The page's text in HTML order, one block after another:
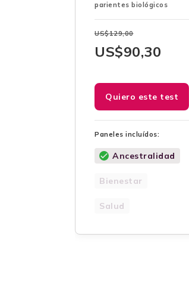
parientes biológicos
US$129,00
US$90,30
Quiero este test
Paneles incluídos:
Ancestralidad
Bienestar
Salud